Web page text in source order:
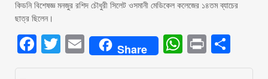
কিডনি বিশেষজ্ঞ মনজুর রশিদ চৌধুরী সিলেট ওসমানী মেডিকেল কলেজের ১৪তম ব্যাচের
ছাত্র ছিলেন।
Facebook
Twitter
EmailShare Print